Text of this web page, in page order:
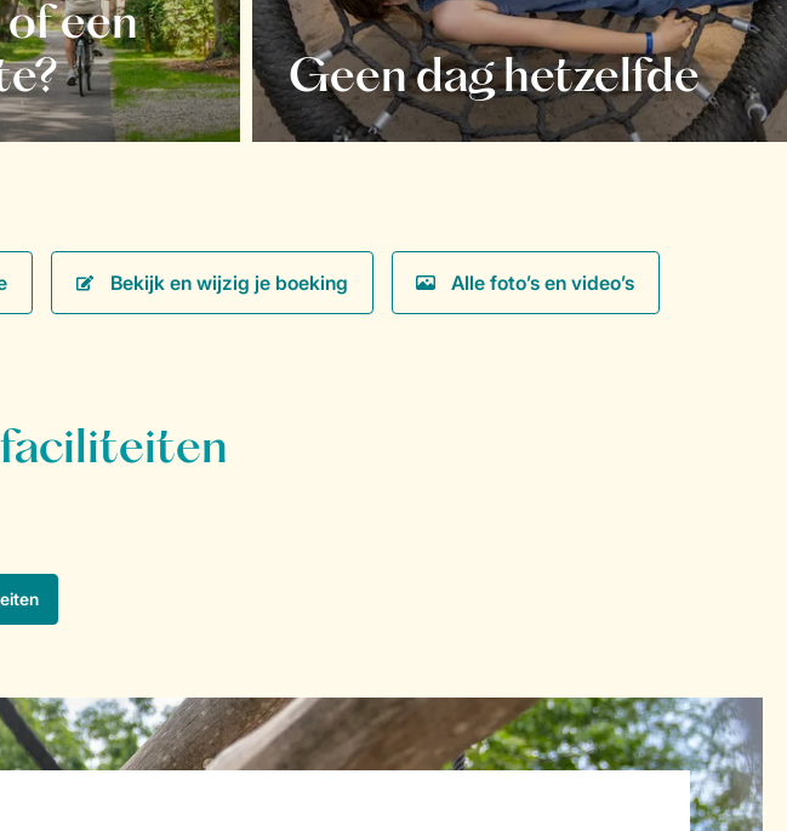
een
Geen dag hetzelfde
Bekijk en wijzig je boeking Alle foto’s en video’s